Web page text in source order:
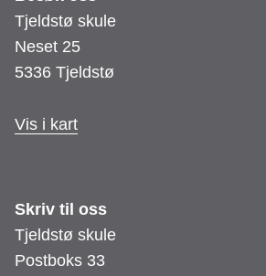
Tjeldstø skule
Neset 25
5336 Tjeldstø
Vis i kart
Skriv til oss
Tjeldstø skule
Postboks 33